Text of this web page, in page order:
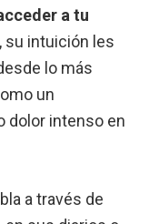
a tu
su intuición les
lo más
un
dolor intenso en
a través de